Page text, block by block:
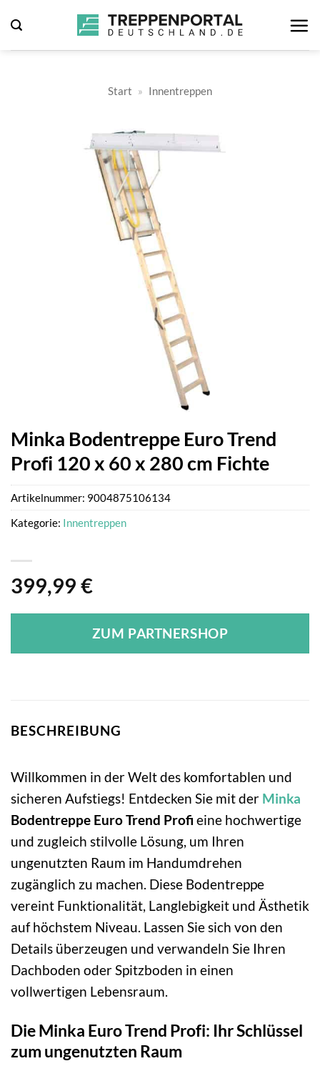
Inhalt
springen
Start » Innentreppen
Minka Bodentreppe Euro Trend
Profi 120 x 60 x 280 cm Fichte
399,99 €
ZUM PARTNERSHOP
Artikelnummer: 9004875106134
Kategorie: Innentreppen
BESCHREIBUNG
Willkommen in der Welt des komfortablen und
sicheren Aufstiegs! Entdecken Sie mit der Minka
Bodentreppe Euro Trend Profi eine hochwertige
und zugleich stilvolle Lösung, um Ihren
ungenutzten Raum im Handumdrehen
zugänglich zu machen. Diese Bodentreppe
vereint Funktionalität, Langlebigkeit und Ästhetik
auf höchstem Niveau. Lassen Sie sich von den
Details überzeugen und verwandeln Sie Ihren
Dachboden oder Spitzboden in einen
vollwertigen Lebensraum.
Die Minka Euro Trend Profi: Ihr Schlüssel
zum ungenutzten Raum